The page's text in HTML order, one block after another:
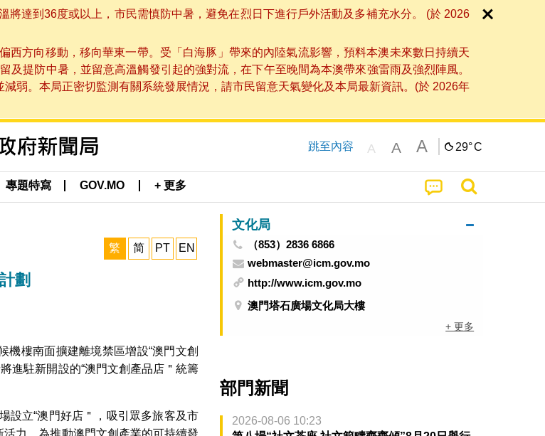
達到36度或以上，市民需慎防中暑，避免在烈日下進行戶外活動及多補充水分。 (於 2026
方向移動，移向華東一帶。受「白海豚」帶來的內陸氣流影響，預料本澳未來數日持續天
提防中暑，並留意高溫觸發引起的強對流，在下午至晚間為本澳帶來強雷雨及強烈陣風。
弱。本局正密切監測有關系統發展情況，請市民留意天氣變化及本局最新資訊。(於 2026年
跳至內容 A A A 29°C
專題特寫 GOV.MO + 更多
繁 简 PT EN
劃
樓南面擴建離境禁區增設“澳門文創
進駐新開設的“澳門文創產品店＂統籌
設立“澳門好店＂，吸引眾多旅客及市
力。為推動澳門文創產業的可持續發
文化局
（853）2836 6866
webmaster@icm.gov.mo
http://www.icm.gov.mo
澳門塔石廣場文化局大樓
+ 更多
部門新聞
2026-08-06 10:23